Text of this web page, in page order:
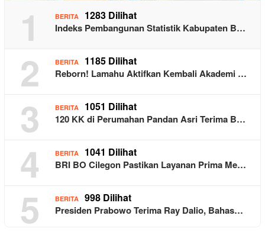
1 BERITA 1283 Dilihat
Indeks Pembangunan Statistik Kabupaten B…
2 BERITA 1185 Dilihat
Reborn! Lamahu Aktifkan Kembali Akademi …
3 BERITA 1051 Dilihat
120 KK di Perumahan Pandan Asri Terima B…
4 BERITA 1041 Dilihat
BRI BO Cilegon Pastikan Layanan Prima Me…
5 BERITA 998 Dilihat
Presiden Prabowo Terima Ray Dalio, Bahas…